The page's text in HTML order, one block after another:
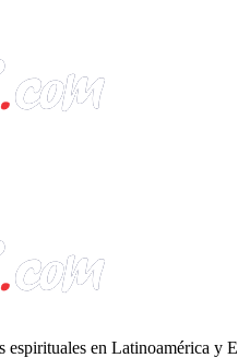
en Latinoamérica y